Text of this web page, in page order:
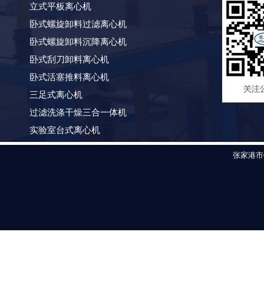
立式平板离心机
卧式螺旋卸料过滤离心机
卧式螺旋卸料沉降离心机
卧式刮刀卸料离心机
卧式活塞推料离心机
三足式离心机
过滤洗涤干燥三合一体机
实验室台式离心机
张家港